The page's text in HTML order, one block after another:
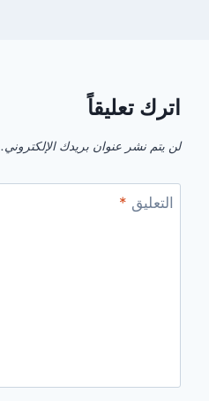
اترك تعليقاً
لن يتم نشر عنوان بريدك الإلكتروني.
التعليق *